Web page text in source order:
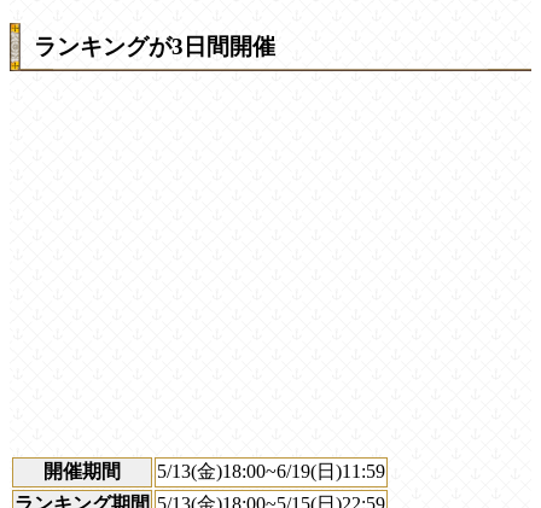
ランキングが3日間開催
開催期間
5/13(金)18:00~6/19(日)11:59
ランキング期間 5/13(金)18:00~5/15(日)22:59